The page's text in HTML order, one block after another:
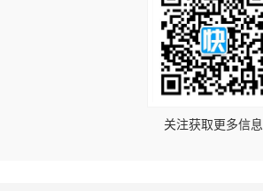
关注获取更多信息